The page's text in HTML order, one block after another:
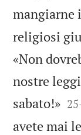
mangiarne
religiosi
«Non
nostre
sabato!»
25
avete mai